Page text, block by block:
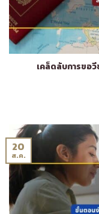
เคล็ดลับการขอ
20
ส.ค.